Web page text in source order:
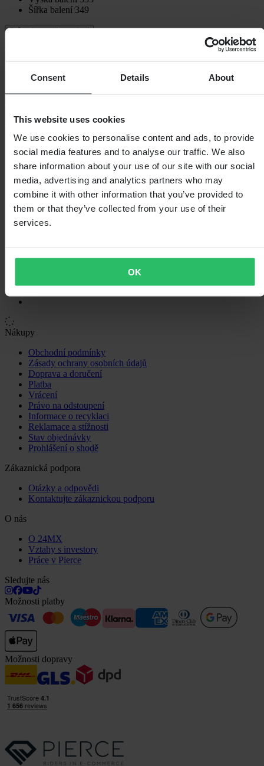
Consent Details About
This website uses cookies
We use cookies to personalise content and ads, to provide
social media features and to analyse our traffic. We also
share information about your use of our site with our social
media, advertising and analytics partners who may
combine it with other information that you’ve provided to
them or that they’ve collected from your use of their
services.
OK
Šířka balení 349
Průvodce velikostmi
Recenze zákazníků (1)
Na základě 1 recenzí
5
1
0
3
0
Nákupy
Obchodní podmínky
Zásady ochrany osobních údajů
Doprava a doručení
Platba
Vrácení
Právo na odstoupení
Informace o recyklaci
Reklamace a stížnosti
Stav objednávky
Prohlášení o shodě
Zákaznická podpora
Otázky a odpovědi
Kontaktujte zákaznickou podporu
O nás
O 24MX
Vztahy s investory
Práce v Pierce
Sledujte nás
Možnosti platby
Možnosti dopravy